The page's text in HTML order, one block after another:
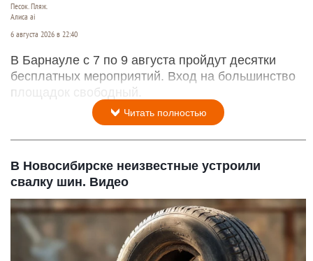
Песок. Пляж.
Алиса ai
6 августа 2026 в 22:40
В Барнауле с 7 по 9 августа пройдут десятки
бесплатных мероприятий. Вход на большинство
площадок свободный.
Читать полностью
В Новосибирске неизвестные устроили
свалку шин. Видео